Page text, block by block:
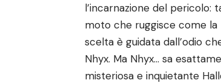
l’incarnazione del pericolo:
moto che ruggisce come
scelta è guidata dall’odio
Nhyx. Ma Nhyx… sa
misteriosa e inquietante